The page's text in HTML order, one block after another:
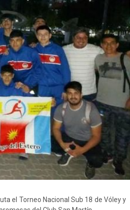
el Torneo Nacional Sub 18 de Vóley y